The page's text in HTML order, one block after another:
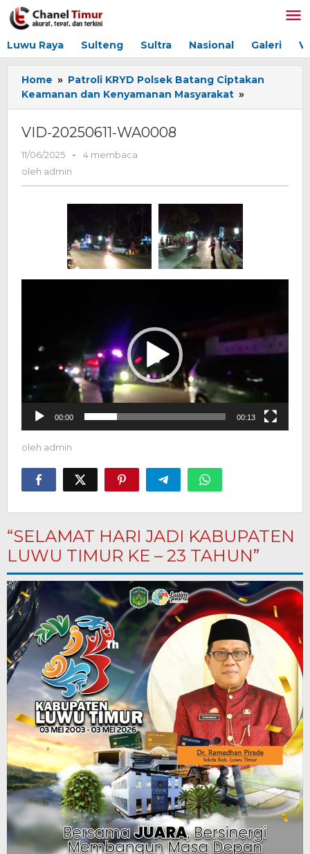
Lewati
ke
Luwu Raya Sulteng Sultra Nasional Galeri
Home » Patroli KRYD Polsek Batang Ciptakan
Keamanan dan Kenyamanan Masyarakat »
20250611-
VID-20250611-WA0008
11/06/2025
oleh
-
4 membaca
oleh admin
00:00 00:13
oleh admin
“SELAMAT HARI JADI KABUPATEN
LUWU TIMUR KE – 23 TAHUN”